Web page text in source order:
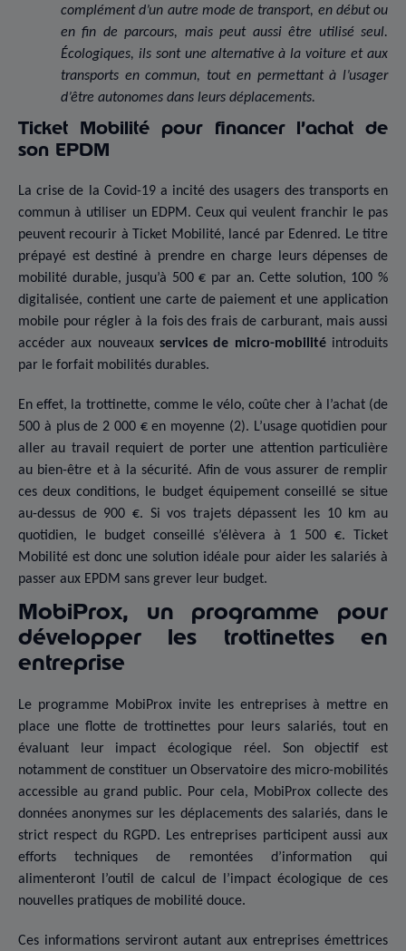
complément d’un autre mode de transport, en début ou
en fin de parcours, mais peut aussi être utilisé seul.
Écologiques, ils sont une alternative à la voiture et aux
transports en commun, tout en permettant à l’usager
d’être autonomes dans leurs déplacements.
Ticket Mobilité pour financer l’achat de
son EPDM
La crise de la Covid-19 a incité des usagers des transports en
commun à utiliser un EDPM. Ceux qui veulent franchir le pas
peuvent recourir à Ticket Mobilité, lancé par Edenred. Le titre
prépayé est destiné à prendre en charge leurs dépenses de
mobilité durable, jusqu’à 500 € par an. Cette solution, 100 %
digitalisée, contient une carte de paiement et une application
mobile pour régler à la fois des frais de carburant, mais aussi
accéder aux nouveaux services de micro-mobilitéintroduits
par le forfait mobilités durables.
En effet, la trottinette, comme le vélo, coûte cher à l’achat (de
500 à plus de 2 000 € en moyenne (2). L’usage quotidien pour
aller au travail requiert de porter une attention particulière
au bien-être et à la sécurité. Afin de vous assurer de remplir
ces deux conditions, le budget équipement conseillé se situe
au-dessus de 900 €. Si vos trajets dépassent les 10 km au
quotidien, le budget conseillé s’élèvera à 1 500 €. Ticket
Mobilité est donc une solution idéale pour aider les salariés à
passer aux EPDM sans grever leur budget.
MobiProx, un programme pour
développer les trottinettes en
entreprise
Le programme MobiProx invite les entreprises à mettre en
place une flotte de trottinettes pour leurs salariés, tout en
évaluant leur impact écologique réel. Son objectif est
notamment de constituer un Observatoire des micro-mobilités
accessible au grand public. Pour cela, MobiProx collecte des
données anonymes sur les déplacements des salariés, dans le
strict respect du RGPD. Les entreprises participent aussi aux
efforts techniques de remontées d’information qui
alimenteront l’outil de calcul de l’impact écologique de ces
nouvelles pratiques de mobilité douce.
Ces informations serviront autant aux entreprises émettrices